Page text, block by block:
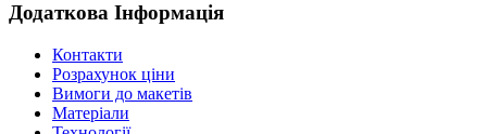
Додаткова Інформація
Контакти
Розрахунок ціни
Вимоги до макетів
Матеріали